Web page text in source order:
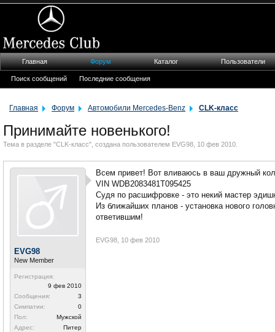
Главная Форум Автомобили Mercedes-Benz CLK-класс
Принимайте новенького!
Тема в разделе "CLK-класс", создана пользователем EVG98 10 фев 2010
EVG98
New Member
Регистрация:
9 фев 2010
Сообщения:
3
Симпатии:
0
Пол:
Мужской
Адрес:
Питер
Всем привет! Вот вливаюсь в ваш дружный
VIN WDB2083481T095425
Судя по расшифровке - это некий мастер
Из ближайших планов - установка нового
ответившим!
EVG98 10 фев 2010
Главная Форум
Поиск сообщений Последние сообщения
Каталог Пользователи